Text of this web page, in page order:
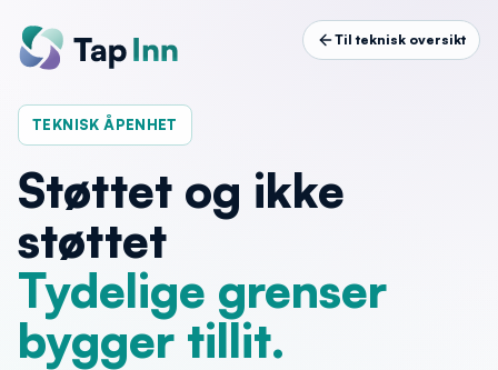
Til teknisk oversikt
TEKNISK ÅPENHET
Støttet og ikke
støttet
Tydelige grenser
bygger tillit.